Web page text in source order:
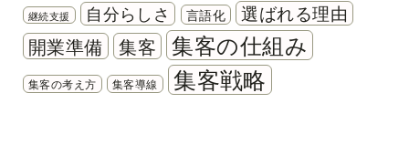
継続支援 自分らしさ 言語化 選ばれる理由
開業準備 集客 集客の仕組み
集客の考え方 集客導線 集客戦略